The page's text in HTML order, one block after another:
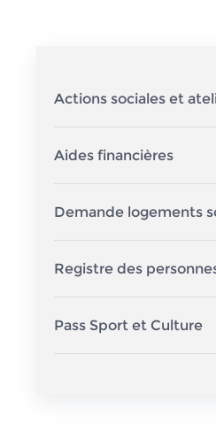
Actions sociales et
Aides financières
Demande logements
Registre des
Pass Sport et Culture